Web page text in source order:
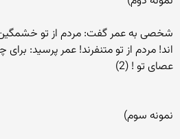
شخصی به عمر گفت: مردم از تو
اند! مردم از تو متنفرند! عمر پرسید:
عصای تو ! (2)
نمونه سوم)